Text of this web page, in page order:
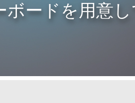
ードを用意し